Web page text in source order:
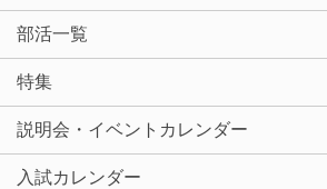
部活一覧
特集
説明会・イベントカレンダー
入試カレンダー